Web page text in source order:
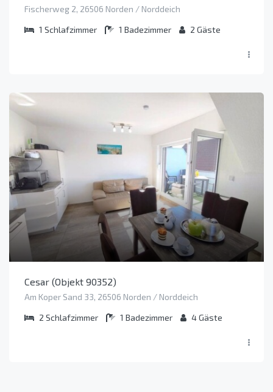
Fischerweg 2, 26506 Norden / Norddeich
1 Schlafzimmer 1 Badezimmer 2 Gäste
Cesar (Objekt 90352)
Am Koper Sand 33, 26506 Norden / Norddeich
2 Schlafzimmer 1 Badezimmer 4Gäste